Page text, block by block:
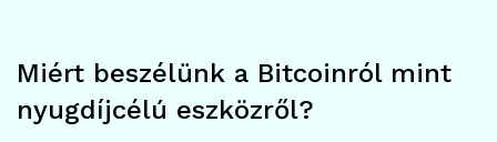
Miért beszélünk a Bitcoinról mint
nyugdíjcélú eszközről?